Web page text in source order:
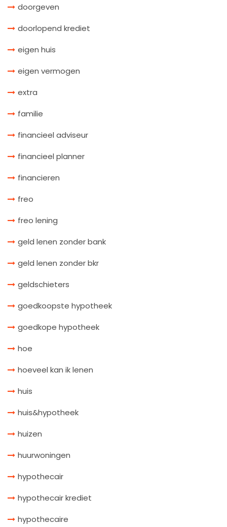
doorgeven
doorlopend krediet
eigen huis
eigen vermogen
extra
familie
financieel adviseur
financieel planner
financieren
freo
freo lening
geld lenen zonder bank
geld lenen zonder bkr
geldschieters
goedkoopste hypotheek
goedkope hypotheek
hoe
hoeveel kan ik lenen
huis
huis&hypotheek
huizen
huurwoningen
hypothecair
hypothecair krediet
hypothecaire